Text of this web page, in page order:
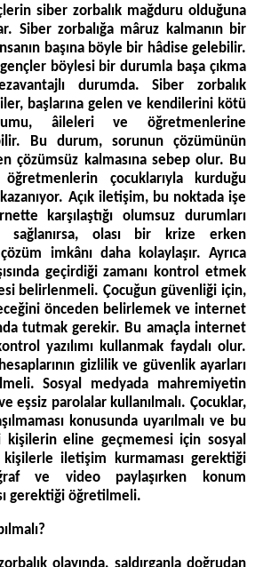
siber zorbalık mağduru olduğuna
Siber zorbalığa mâruz kalmanın bir
başına böyle bir hâdise gelebilir.
böylesi bir durumla başa çıkma
durumda. Siber zorbalık
başlarına gelen ve kendilerini kötü
âileleri ve öğretmenlerine
Bu durum, sorunun çözümünün
çözümsüz kalmasına sebep olur. Bu
çocuklarıyla kurduğu
Açık iletişim, bu noktada işe
karşılaştığı olumsuz durumları
sağlanırsa, olası bir krize erken
imkânı daha kolaylaşır. Ayrıca
geçirdiği zamanı kontrol etmek
belirlenmeli. Çocuğun güvenliği için,
önceden belirlemek ve internet
tutmak gerekir. Bu amaçla internet
yazılımı kullanmak faydalı olur.
gizlilik ve güvenlik ayarları
Sosyal medyada mahremiyetin
eşsiz parolalar kullanılmalı. Çocuklar,
konusunda uyarılmalı ve bu
eline geçmemesi için sosyal
kişilerle iletişim kurmaması gerektiği
ve video paylaşırken konum
gerektiği öğretilmeli.
olayında, saldırganla doğrudan